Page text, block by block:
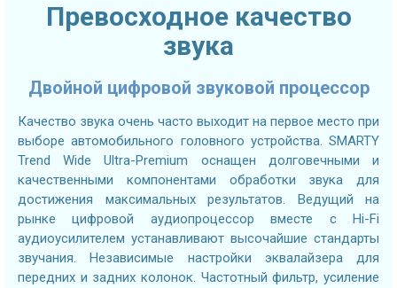
Превосходное качество
звука
Двойной цифровой звуковой процессор
Качество звука очень часто выходит на первое место при
выборе автомобильного головного устройства. SMARTY
Trend Wide Ultra-Premium оснащен долговечными и
качественными компонентами обработки звука для
достижения максимальных результатов. Ведущий на
рынке цифровой аудиопроцессор вместе с Hi-Fi
аудиоусилителем устанавливают высочайшие стандарты
звучания. Независимые настройки эквалайзера для
передних и задних колонок. Частотный фильтр, усиление